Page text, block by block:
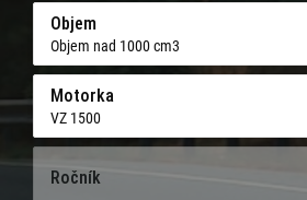
Objem
Objem nad 1000 cm3
Motorka
VZ 1500
Ročník